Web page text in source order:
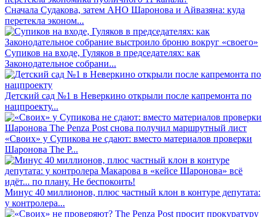
Сначала Судакова, затем АНО Шаронова и Айвазяна: куда
перетекла эконом...
Супиков на входе, Гуляков в председателях: как
Законодательное собрани...
Детский сад №1 в Неверкино открыли после капремонта по
нацпроекту...
«Своих» у Супикова не сдают: вместо материалов проверки
Шаронова The P...
Минус 40 миллионов, плюс частный клон в контуре депутата:
у контролера...